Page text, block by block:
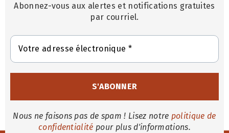
Abonnez-vous aux alertes et notifications gratuites
par courriel.
Nous ne faisons pas de spam ! Lisez notre politique de
confidentialité pour plus d'informations.